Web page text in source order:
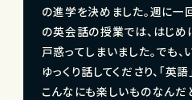
の進学を決めました。週に一
の英会話の授業では、はじめ
戸惑ってしまいました。でも
ゆっくり話してくださり、「英
こんなにも楽しいものなん